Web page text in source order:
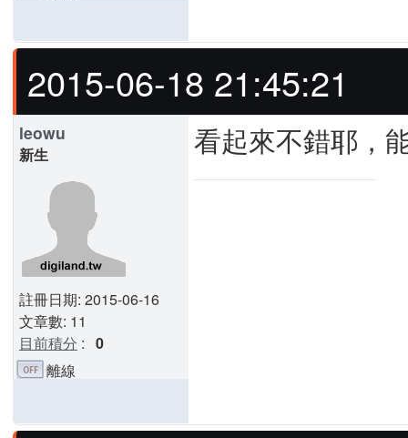
2015-06-18 21:45:21
leowu
新生
註冊日期: 2015-06-16
文章數: 11
目前積分 : 0
看起來不錯耶，
離線